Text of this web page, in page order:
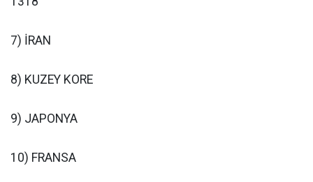
7) İRAN
8) KUZEY KORE
9) JAPONYA
10) FRANSA